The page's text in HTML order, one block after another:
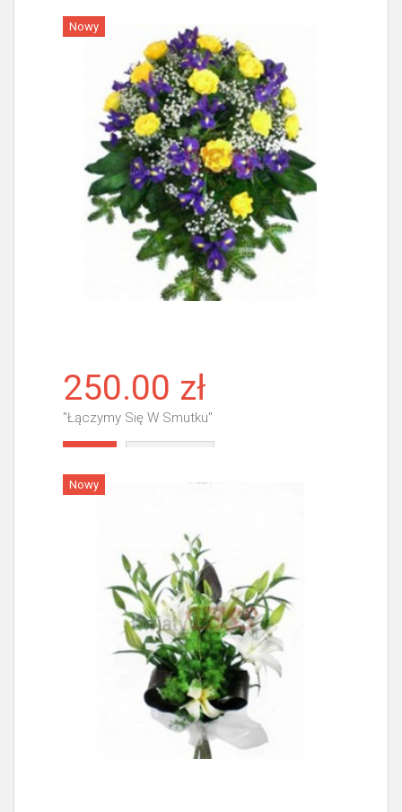
Więcej
Nowy
250.00 zł
"Łączymy Się W Smutku"
Nowy